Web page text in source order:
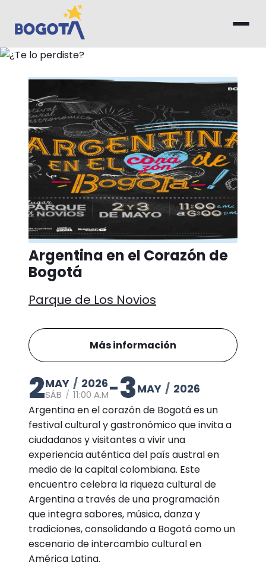
Saltar al contenido principal
¿Te lo perdiste?
Argentina en el Corazón de
Bogotá
Parque de Los Novios
Más información
2MAY / 2026
SÁB / 11:00 A.M-3MAY / 2026
Argentina en el corazón de Bogotá es un
festival cultural y gastronómico que invita a
ciudadanos y visitantes a vivir una
experiencia auténtica del país austral en
medio de la capital colombiana. Este
encuentro celebra la riqueza cultural de
Argentina a través de una programación
que integra sabores, música, danza y
tradiciones, consolidando a Bogotá como un
escenario de intercambio cultural en
América Latina.